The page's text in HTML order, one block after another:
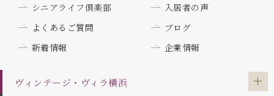
シニアライフ倶楽部
入居者の声
よくあるご質問
ブログ
新着情報
企業情報
ヴィンテージ・ヴィラ横浜